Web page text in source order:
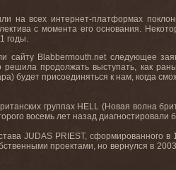
на всех интернет-платформах
с момента его основания.
годы.
сайту Blabbermouth.net следующее
решила продолжать выступать, как
будет присоединяться к нам, когда
группах HELL (Новая волна
восемь лет назад
JUDAS PRIEST,
проектами, но вернулся в